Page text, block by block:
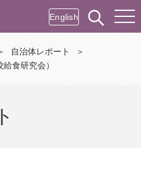
English
自治体レポート
＞
食研究会）